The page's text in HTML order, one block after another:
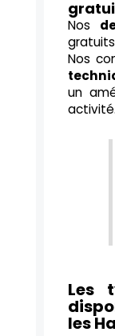
Nos
Nos
un
activité.
Les
les